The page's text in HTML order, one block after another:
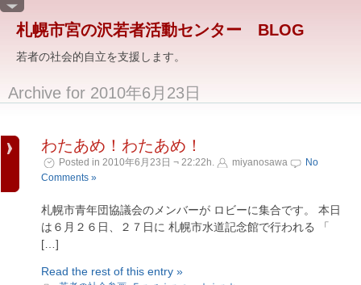
札幌市宮の沢若者活動センター BLOG
若者の社会的自立を支援します。
Archive for 2010年6月23日
わたあめ！わたあめ！
Posted in 2010年6月23日 ¬ 22:22h. miyanosawa
No
Comments »
札幌市青年団協議会のメンバーが ロビーに集合です。 本日
は６月２６日、２７日に 札幌市水道記念館で行われる 「
[…]
Read the rest of this entry »